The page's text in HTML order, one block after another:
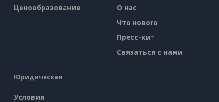
Ценообразование
О нас
Что нового
Пресс-кит
Связаться с нами
Юридическая
Условия